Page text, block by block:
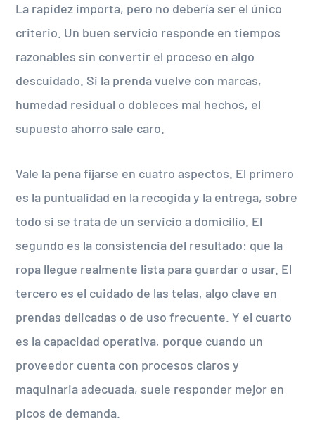
La rapidez importa, pero no debería ser el único
criterio. Un buen servicio responde en tiempos
razonables sin convertir el proceso en algo
descuidado. Si la prenda vuelve con marcas,
humedad residual o dobleces mal hechos, el
supuesto ahorro sale caro.
Vale la pena fijarse en cuatro aspectos. El primero
es la puntualidad en la recogida y la entrega, sobre
todo si se trata de un servicio a domicilio. El
segundo es la consistencia del resultado: que la
ropa llegue realmente lista para guardar o usar. El
tercero es el cuidado de las telas, algo clave en
prendas delicadas o de uso frecuente. Y el cuarto
es la capacidad operativa, porque cuando un
proveedor cuenta con procesos claros y
maquinaria adecuada, suele responder mejor en
picos de demanda.